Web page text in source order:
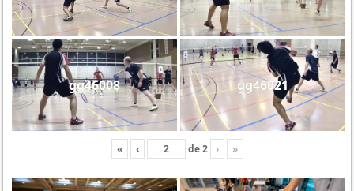
gg46008 gg46021
« ‹ de2 › »